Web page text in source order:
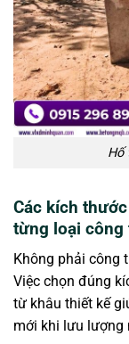
Hố
Các kích
từng loại công
Không phải công
Việc chọn đúng
từ khâu thiết kế
mới khi lưu lượng